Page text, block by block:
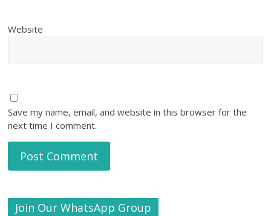
Website
Save my name, email, and website in this browser for the
next time I comment.
Join Our WhatsApp Group